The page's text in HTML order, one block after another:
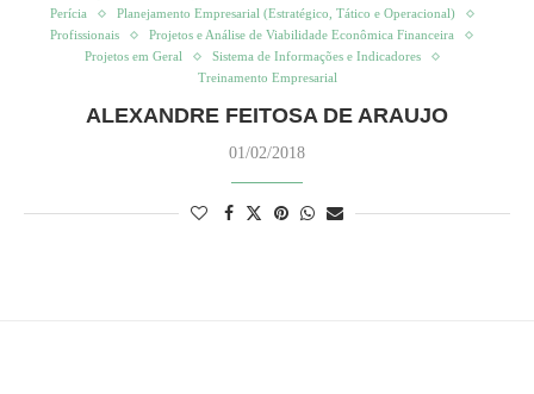
Perícia
Planejamento Empresarial (Estratégico, Tático e Operacional)
Profissionais
Projetos e Análise de Viabilidade Econômica Financeira
Projetos em Geral
Sistema de Informações e Indicadores
Treinamento Empresarial
ALEXANDRE FEITOSA DE ARAUJO
01/02/2018